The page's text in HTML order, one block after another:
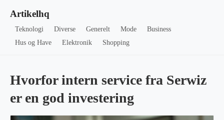
Artikelhq
Teknologi Diverse Generelt Mode
Business
Hus og Have
Elektronik Shopping
Hvorfor intern service fra Serwiz
er en god investering